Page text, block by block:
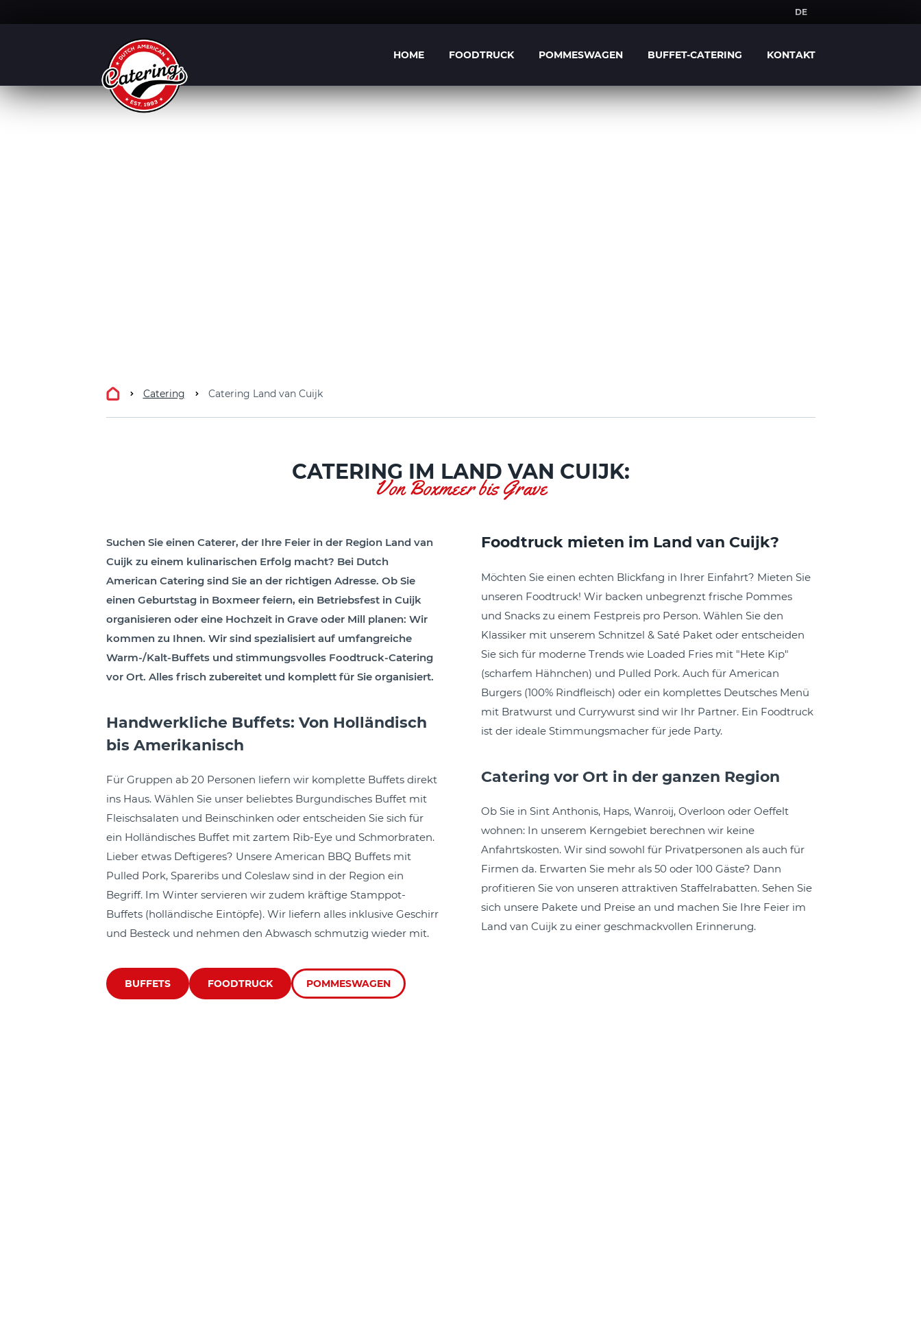
DE
DE
HOME FOODTRUCK POMMESWAGEN BUFFET-CATERING KONTAKT
Catering Catering Land van Cuijk
CATERING IM LAND VAN CUIJK:
Von Boxmeer bis Grave
Suchen Sie einen Caterer, der Ihre Feier in der Region Land van
Cuijk zu einem kulinarischen Erfolg macht? Bei Dutch
American Catering sind Sie an der richtigen Adresse. Ob Sie
einen Geburtstag in Boxmeer feiern, ein Betriebsfest in Cuijk
organisieren oder eine Hochzeit in Grave oder Mill planen: Wir
kommen zu Ihnen. Wir sind spezialisiert auf umfangreiche
Warm-/Kalt-Buffets und stimmungsvolles Foodtruck-Catering
vor Ort. Alles frisch zubereitet und komplett für Sie organisiert.
Handwerkliche Buffets: Von Holländisch
bis Amerikanisch
Für Gruppen ab 20 Personen liefern wir komplette Buffets direkt
ins Haus. Wählen Sie unser beliebtes Burgundisches Buffet mit
Fleischsalaten und Beinschinken oder entscheiden Sie sich für
ein Holländisches Buffet mit zartem Rib-Eye und Schmorbraten.
Lieber etwas Deftigeres? Unsere American BBQ Buffets mit
Pulled Pork, Spareribs und Coleslaw sind in der Region ein
Begriff. Im Winter servieren wir zudem kräftige Stamppot-
Buffets (holländische Eintöpfe). Wir liefern alles inklusive Geschirr
und Besteck und nehmen den Abwasch schmutzig wieder mit.
BUFFETS FOODTRUCK POMMESWAGEN
Foodtruck mieten im Land van Cuijk?
Möchten Sie einen echten Blickfang in Ihrer Einfahrt? Mieten Sie
unseren Foodtruck! Wir backen unbegrenzt frische Pommes
und Snacks zu einem Festpreis pro Person. Wählen Sie den
Klassiker mit unserem Schnitzel & Saté Paket oder entscheiden
Sie sich für moderne Trends wie Loaded Fries mit "Hete Kip"
(scharfem Hähnchen) und Pulled Pork. Auch für American
Burgers (100% Rindfleisch) oder ein komplettes Deutsches Menü
mit Bratwurst und Currywurst sind wir Ihr Partner. Ein Foodtruck
ist der ideale Stimmungsmacher für jede Party.
Catering vor Ort in der ganzen Region
Ob Sie in Sint Anthonis, Haps, Wanroij, Overloon oder Oeffelt
wohnen: In unserem Kerngebiet berechnen wir keine
Anfahrtskosten. Wir sind sowohl für Privatpersonen als auch für
Firmen da. Erwarten Sie mehr als 50 oder 100 Gäste? Dann
profitieren Sie von unseren attraktiven Staffelrabatten. Sehen Sie
sich unsere Pakete und Preise an und machen Sie Ihre Feier im
Land van Cuijk zu einer geschmackvollen Erinnerung.